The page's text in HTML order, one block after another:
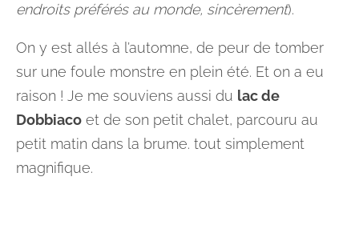
endroits préférés au monde, sincèrement).
On y est allés à l’automne, de peur de tomber
sur une foule monstre en plein été. Et on a eu
raison ! Je me souviens aussi du lac de
Dobbiaco et de son petit chalet, parcouru au
petit matin dans la brume. tout simplement
magnifique.